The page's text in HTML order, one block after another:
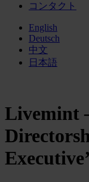
コンタクト
English
Deutsch
中文
日本語
Livemint